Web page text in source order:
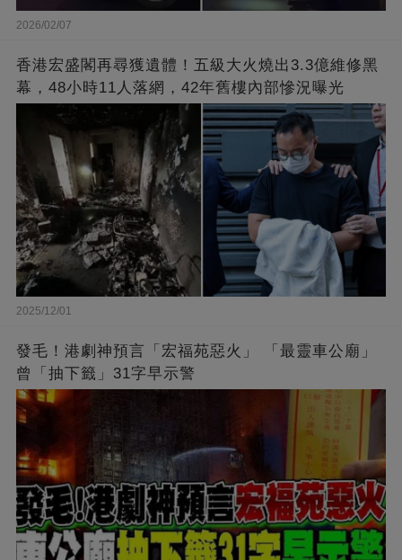
2026/02/07
香港宏盛閣再尋獲遺體！五級大火燒出3.3億維修黑
幕，48小時11人落網，42年舊樓內部慘況曝光
2025/12/01
發毛！港劇神預言「宏福苑惡火」 「最靈車公廟」
曾「抽下籤」31字早示警